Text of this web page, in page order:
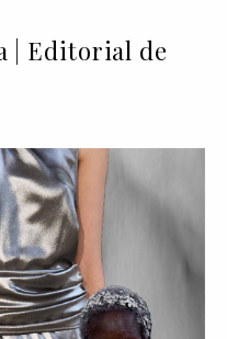
| Editorial de